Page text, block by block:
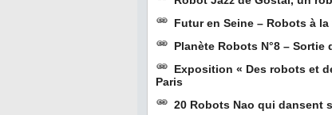
Futur en Seine – Robots à
Planète Robots N°8 – Sortie
Exposition « Des robots et
Paris
20 Robots Nao qui dansent